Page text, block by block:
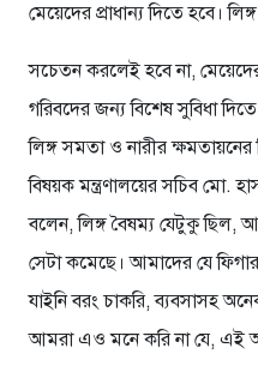
মেয়েদের প্রাধান্য দিতে হবে।
সচেতন করলেই হবে না,
গরিবদের জন্য বিশেষ সুবিধা
লিঙ্গ সমতা ও নারীর
বিষয়ক মন্ত্রণালয়ের সচিব মো.
বলেন, লিঙ্গ বৈষম্য যেটুকু ছিল,
সেটা কমেছে। আমাদের যে
যাইনি বরং চাকরি, ব্যবসাসহ
আমরা এও মনে করি না যে, এই